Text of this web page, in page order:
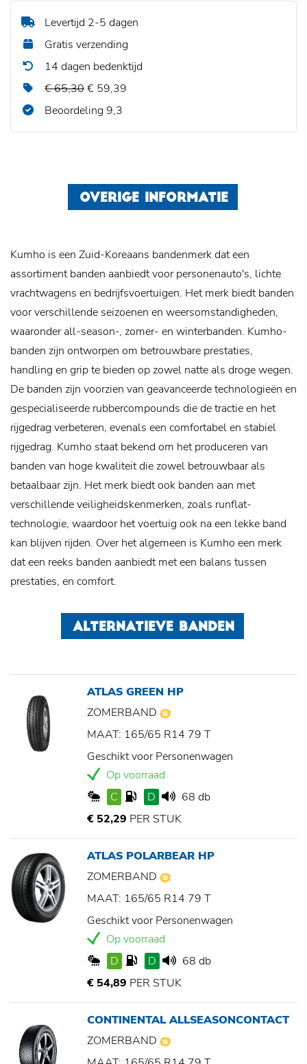
Levertijd 2-5 dagen
Gratis verzending
14 dagen bedenktijd
€ 65,30€ 59,39
Beoordeling 9,3
OVERIGE INFORMATIE
Kumho is een Zuid-Koreaans bandenmerk dat een
assortiment banden aanbiedt voor personenauto's, lichte
vrachtwagens en bedrijfsvoertuigen. Het merk biedt banden
voor verschillende seizoenen en weersomstandigheden,
waaronder all-season-, zomer- en winterbanden. Kumho-
banden zijn ontworpen om betrouwbare prestaties,
handling en grip te bieden op zowel natte als droge wegen.
De banden zijn voorzien van geavanceerde technologieën en
gespecialiseerde rubbercompounds die de tractie en het
rijgedrag verbeteren, evenals een comfortabel en stabiel
rijgedrag. Kumho staat bekend om het produceren van
banden van hoge kwaliteit die zowel betrouwbaar als
betaalbaar zijn. Het merk biedt ook banden aan met
verschillende veiligheidskenmerken, zoals runflat-
technologie, waardoor het voertuig ook na een lekke band
kan blijven rijden. Over het algemeen is Kumho een merk
dat een reeks banden aanbiedt met een balans tussen
prestaties, en comfort.
ALTERNATIEVE BANDEN
ATLAS GREEN HP
ZOMERBAND
MAAT: 165/65 R14 79 T
Geschikt voor Personenwagen
Op voorraad
C
D
68 db
€ 52,29 PER STUK
ATLAS POLARBEAR HP
ZOMERBAND
MAAT: 165/65 R14 79 T
Geschikt voor Personenwagen
Op voorraad
D
D
68 db
€ 54,89 PER STUK
CONTINENTAL ALLSEASONCONTACT
ZOMERBAND